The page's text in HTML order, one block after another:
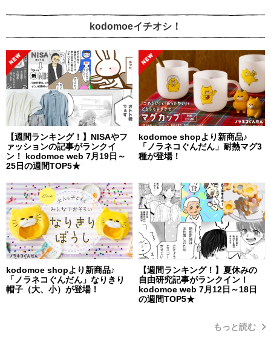
kodomoeイチオシ！
【週間ランキング！】NISAやフ
ァッションの記事がランクイ
ン！ kodomoe web 7月19日～
25日の週間TOP5★
kodomoe shopより新商品♪
「ノラネコぐんだん」耐熱マグ3
種が登場！
kodomoe shopより新商品♪
「ノラネコぐんだん」なりきり
帽子（大、小）が登場！
【週間ランキング！】夏休みの
自由研究記事がランクイン！
kodomoe web 7月12日～18日
の週間TOP5★
もっと読む